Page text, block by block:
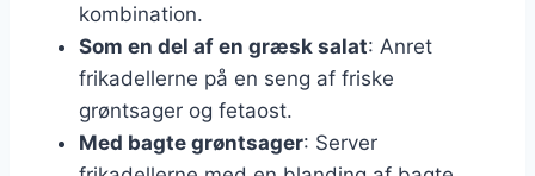
kombination.
Som en del af en græsk salat: Anret
frikadellerne på en seng af friske
grøntsager og fetaost.
Med bagte grøntsager: Server